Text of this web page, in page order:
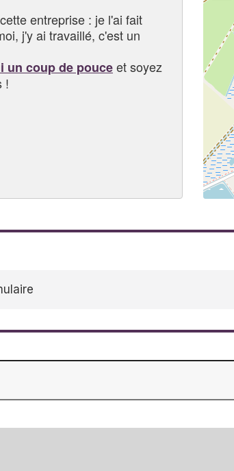
entreprise : je l'ai fait
j'y ai travaillé, c'est un
un coup de pouceet soyez
!